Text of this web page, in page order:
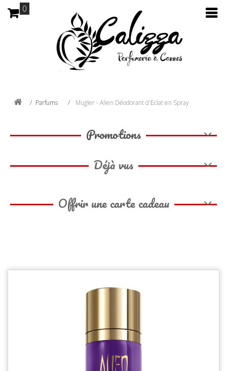
0
Parfums Mugler - Alien Déodorant d'Eclat en Spray
Promotions
Déjà vus
Offrir une carte cadeau